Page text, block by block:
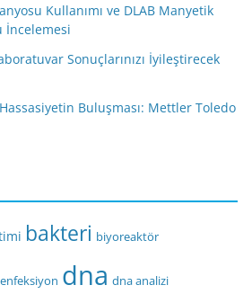
Kullanımı ve DLAB Manyetik
İncelemesi
Sonuçlarınızı İyileştirecek
Buluşması: Mettler Toledo
bakteri biyoreaktör
dna dna analizi